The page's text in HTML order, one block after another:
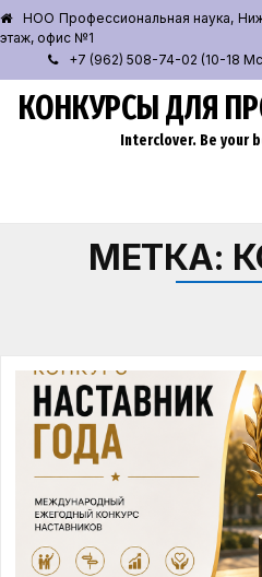
НОО Профессиональная наука,
этаж, офис №1
+7 (962) 508-74-02 (10-18
КОНКУРСЫ ДЛЯ
Interclover. Be your
МЕТКА: